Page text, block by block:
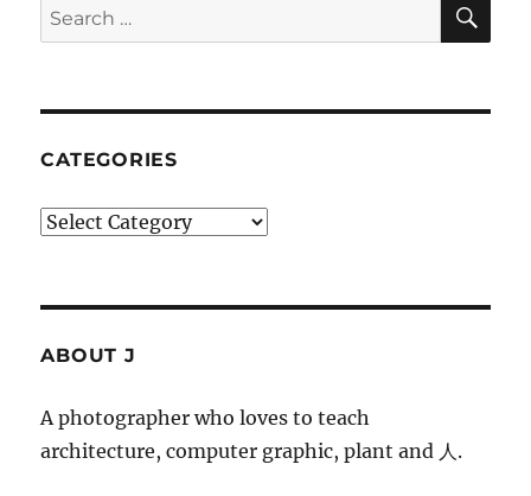
Search
for:
CATEGORIES
Categories
ABOUT J
A photographer who loves to teach
architecture, computer graphic, plant and 人.